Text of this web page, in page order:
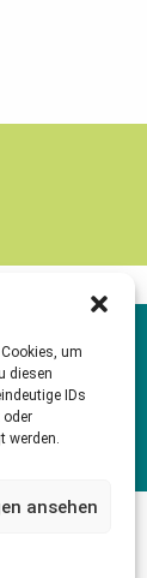
um
diesen
IDs
oder
werden.
ansehen